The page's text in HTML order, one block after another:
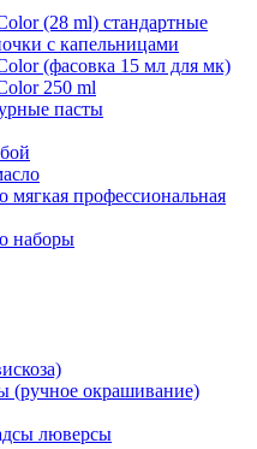
(28 ml) стандартные
с капельницами
(фасовка 15 мл для мк)
250 ml
пасты
мягкая профессиональная
наборы
(ручное окрашивание)
люверсы